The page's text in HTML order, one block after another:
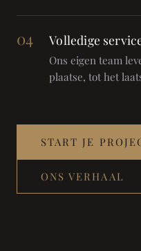
04 Volledige
Ons eigen team
plaatse, tot het
START JE
ONS VERHAAL